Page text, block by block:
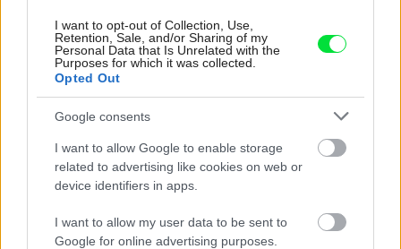
I want to opt-out of Collection, Use,
Retention, Sale, and/or Sharing of my
Personal Data that Is Unrelated with the
Purposes for which it was collected.
Opted Out
Google consents
I want to allow Google to enable storage
related to advertising like cookies on web or
device identifiers in apps.
I want to allow my user data to be sent to
Google for online advertising purposes.
5× BALÍCEK prípravkov Bioprospect
5x Balíček prípravkov Bioprospect
Iveta Boháčová, Partizánske